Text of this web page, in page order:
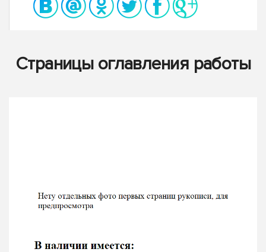
Страницы оглавления работы